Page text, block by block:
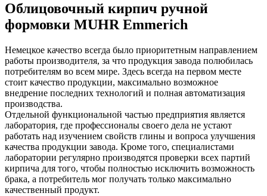
Облицовочный кирпич ручной
формовки MUHR Emmerich
Немецкое качество всегда было приоритетным направлением
работы производителя, за что продукция завода полюбилась
потребителям во всем мире. Здесь всегда на первом месте
стоит качество продукции, максимально возможное
внедрение последних технологий и полная автоматизация
производства.
Отдельной функциональной частью предприятия является
лаборатория, где профессионалы своего дела не устают
работать над изучением свойств глины и вопроса улучшения
качества продукции завода. Кроме того, специалистами
лаборатории регулярно производятся проверки всех партий
кирпича для того, чтобы полностью исключить возможность
брака, а потребитель мог получать только максимально
качественный продукт.